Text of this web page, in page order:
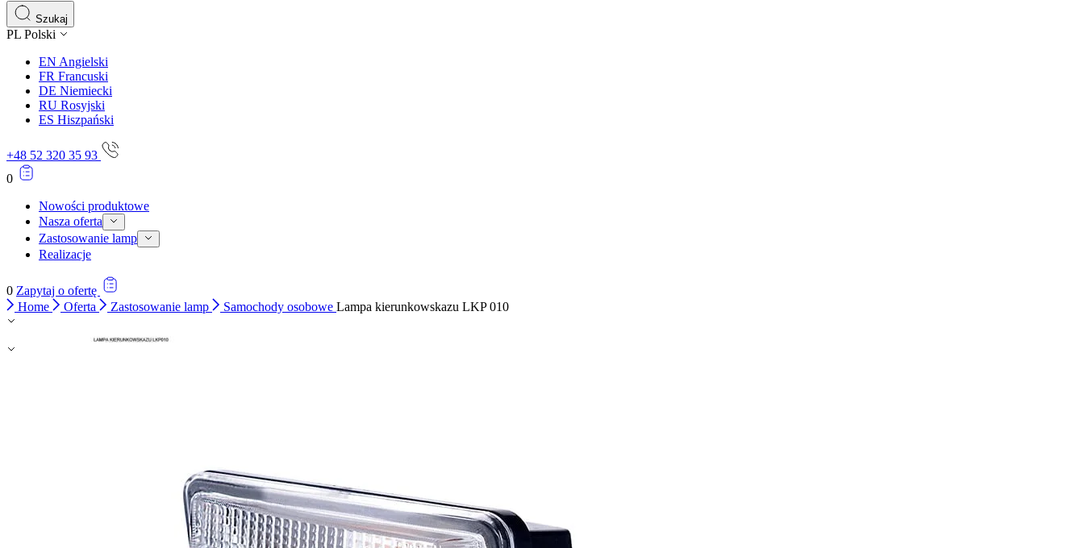
Szukaj
PL Polski
EN Angielski
FR Francuski
DE Niemiecki
RU Rosyjski
ES Hiszpański
+48 52 320 35 93
0
Nowości produktowe
Nasza oferta
Zastosowanie lamp
Realizacje
0 Zapytaj o ofertę
Home
Oferta Zastosowanie lamp Samochody osobowe Lampa kierunkowskazu LKP 010